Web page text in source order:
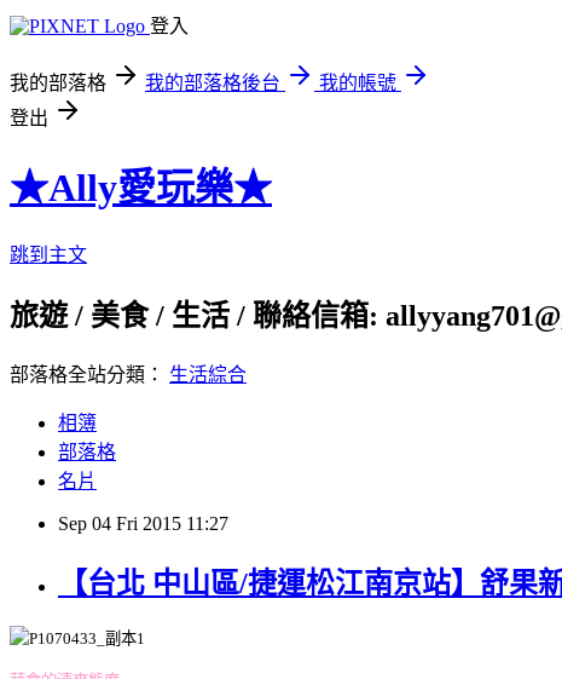
登入
我的部落格 我的部落格後台
我的帳號
登出
★Ally愛玩樂★
跳到主文
旅遊 / 美食 / 生活 / 聯絡信箱:
部落格全站分類： 生活綜合
相簿
部落格
名片
Sep 04 Fri 2015 11:27
【台北 中山區/捷運松江南京站】舒果